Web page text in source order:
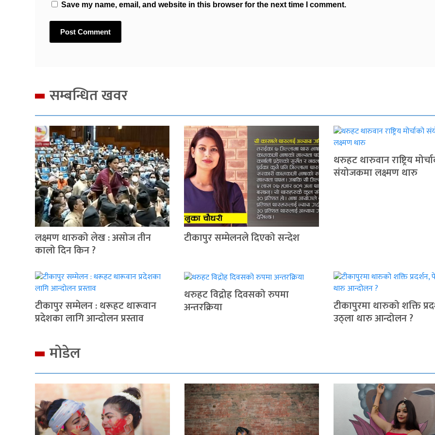
Save my name, email, and website in this browser for the next time I comment.
सम्बन्धित खवर
लक्ष्मण थारुको लेख : असोज तीन
कालो दिन किन ?
टीकापुर सम्मेलनले दिएको सन्देश
थरुहट थारुवान राष्ट्रिय
संयोजकमा लक्ष्मण थारु
टीकापुर सम्मेलन : थरूहट थारूवान
प्रदेशका लागि आन्दाेलन प्रस्ताव
थरुहट विद्रोह दिवसको रुपमा
अन्तरक्रिया टीकापुरमा थारुको शक्ति
उठ्ला थारु आन्दोलन ?
मोडेल